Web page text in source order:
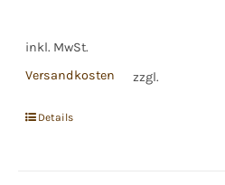
inkl. MwSt.
zzgl.
Versandkosten
Details